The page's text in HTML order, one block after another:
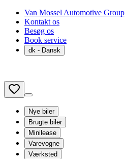
Van Mossel Automotive Group
Kontakt os
Besøg os
Book service
dk - Dansk
Nye biler
Brugte biler
Minilease
Varevogne
Værksted